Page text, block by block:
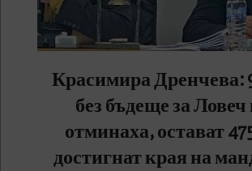
Красимира Дренчева:
без бъдеще за Ловеч
отминаха, остават
достигнат края на